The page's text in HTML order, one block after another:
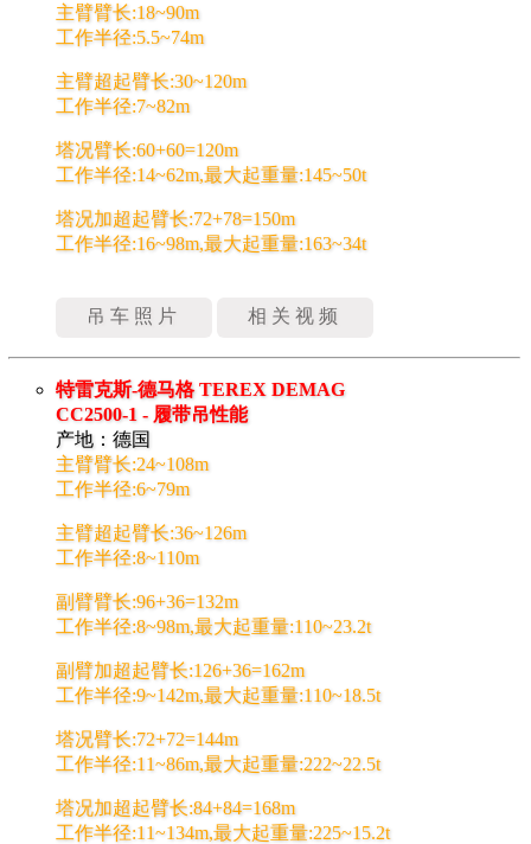
主臂臂长:18~90m
工作半径:5.5~74m
主臂超起臂长:30~120m
工作半径:7~82m
塔况臂长:60+60=120m
工作半径:14~62m,最大起重量:145~50t
塔况加超起臂长:72+78=150m
工作半径:16~98m,最大起重量:163~34t
吊车照片 相关视频
特雷克斯-德马格 TEREX DEMAG
CC2500-1 - 履带吊性能
产地：德国
主臂臂长:24~108m
工作半径:6~79m
主臂超起臂长:36~126m
工作半径:8~110m
副臂臂长:96+36=132m
工作半径:8~98m,最大起重量:110~23.2t
副臂加超起臂长:126+36=162m
工作半径:9~142m,最大起重量:110~18.5t
塔况臂长:72+72=144m
工作半径:11~86m,最大起重量:222~22.5t
塔况加超起臂长:84+84=168m
工作半径:11~134m,最大起重量:225~15.2t